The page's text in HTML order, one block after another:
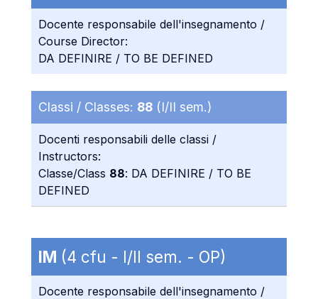
Docente responsabile dell'insegnamento /
Course Director:
DA DEFINIRE / TO BE DEFINED
Classi / Classes: 88 (I/II sem.)
Docenti responsabili delle classi /
Instructors:
Classe/Class 88: DA DEFINIRE / TO BE
DEFINED
IM (4 cfu - I/II sem. - OP)
Docente responsabile dell'insegnamento /